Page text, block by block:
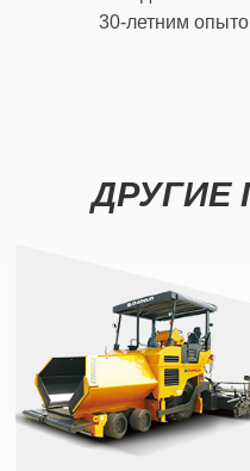
30-летним
ДРУГИЕ